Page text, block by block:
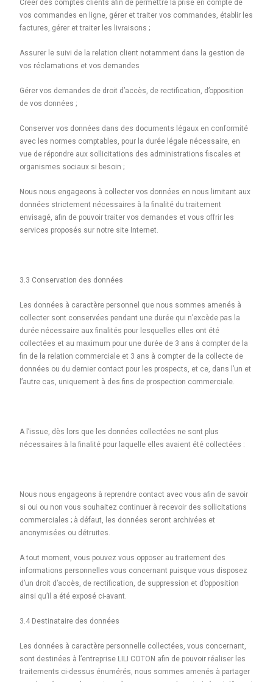
Créer des comptes clients afin de permettre la prise en compte de
vos commandes en ligne, gérer et traiter vos commandes, établir les
factures, gérer et traiter les livraisons ;
Assurer le suivi de la relation client notamment dans la gestion de
vos réclamations et vos demandes
Gérer vos demandes de droit d’accès, de rectification, d’opposition
de vos données ;
Conserver vos données dans des documents légaux en conformité
avec les normes comptables, pour la durée légale nécessaire, en
vue de répondre aux sollicitations des administrations fiscales et
organismes sociaux si besoin ;
Nous nous engageons à collecter vos données en nous limitant aux
données strictement nécessaires à la finalité du traitement
envisagé, afin de pouvoir traiter vos demandes et vous offrir les
services proposés sur notre site Internet.
3.3 Conservation des données
Les données à caractère personnel que nous sommes amenés à
collecter sont conservées pendant une durée qui n’excède pas la
durée nécessaire aux finalités pour lesquelles elles ont été
collectées et au maximum pour une durée de 3 ans à compter de la
fin de la relation commerciale et 3 ans à compter de la collecte de
données ou du dernier contact pour les prospects, et ce, dans l’un et
l’autre cas, uniquement à des fins de prospection commerciale.
A l’issue, dès lors que les données collectées ne sont plus
nécessaires à la finalité pour laquelle elles avaient été collectées :
Nous nous engageons à reprendre contact avec vous afin de savoir
si oui ou non vous souhaitez continuer à recevoir des sollicitations
commerciales ; à défaut, les données seront archivées et
anonymisées ou détruites.
A tout moment, vous pouvez vous opposer au traitement des
informations personnelles vous concernant puisque vous disposez
d’un droit d’accès, de rectification, de suppression et d’opposition
ainsi qu’il a été exposé ci-avant.
3.4 Destinataire des données
Les données à caractère personnelle collectées, vous concernant,
sont destinées à l’entreprise LILI COTON afin de pouvoir réaliser les
traitements ci-dessus énumérés, nous sommes amenés à partager